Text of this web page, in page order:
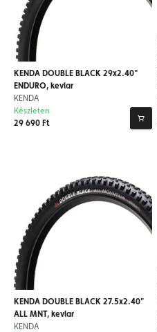
KENDA DOUBLE BLACK 29x2.40"
ENDURO, kevlar
KENDA
29 690 Ft
Készleten
KENDA DOUBLE BLACK 27.5x2.40"
ALL MNT, kevlar
KENDA